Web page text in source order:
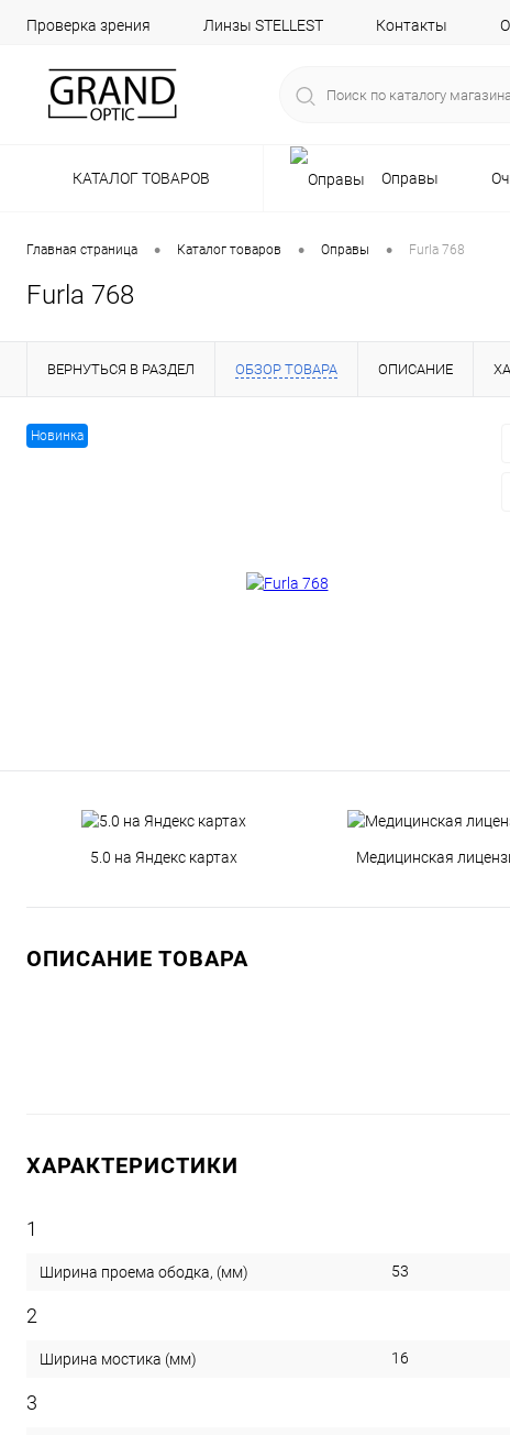
Проверка зрения Линзы STELLEST Контакты
КАТАЛОГ ТОВАРОВ Оправы
Главная страница • Каталог товаров • Оправы • Furla 768
Furla 768
ВЕРНУТЬСЯ В РАЗДЕЛ ОБЗОР ТОВАРА ОПИСАНИЕ
Новинка
5.0 на Яндекс картах Медицинская
ОПИСАНИЕ ТОВАРА
ХАРАКТЕРИСТИКИ
1
Ширина проема ободка, (мм) 53
2
Ширина мостика (мм) 16
3